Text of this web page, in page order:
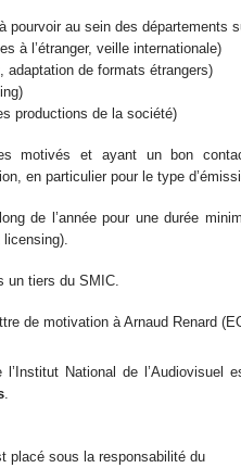
pourvoir au sein des départements
à l’étranger, veille internationale)
adaptation de formats étrangers)
productions de la société)
motivés et ayant un bon
en particulier pour le type
de l’année pour une durée
un tiers du SMIC.
de motivation à Arnaud Renard
National de l’Audiovisuel
placé sous la responsabilité du